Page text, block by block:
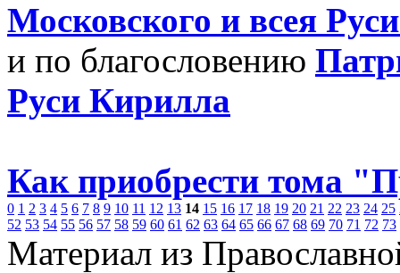
Московского и всея
и по благословению
Руси Кирилла
Как приобрести тома
0 1 2 3 4 5 6 7 8 9 10 11 12 13 14 15 16 17 18 19 20 21 22 23 24 25
52 53 54 55 56 57 58 59 60 61 62 63 64 65 66 67 68 69 70 71 72 73
Материал из